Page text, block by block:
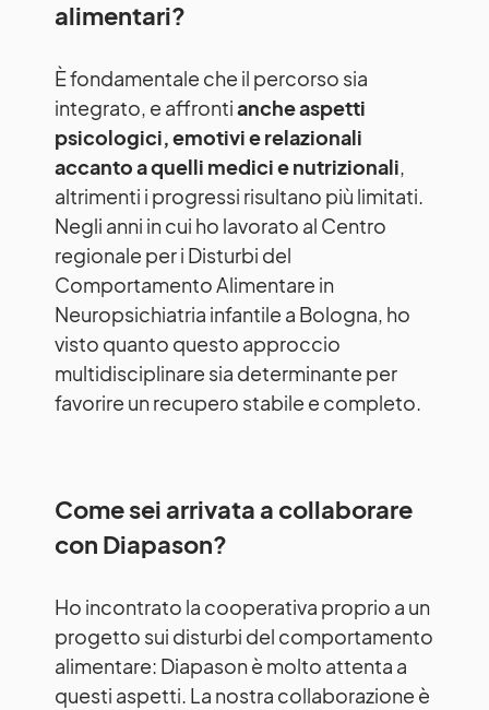
alimentari?
È fondamentale che il percorso sia
integrato, e affrontianche aspetti
psicologici, emotivi e relazionali
accanto a quelli medici e nutrizionali,
altrimenti i progressi risultano più limitati.
Negli anni in cui ho lavorato al Centro
regionale per i Disturbi del
Comportamento Alimentare in
Neuropsichiatria infantile a Bologna, ho
visto quanto questo approccio
multidisciplinare sia determinante per
favorire un recupero stabile e completo.
Come sei arrivata a collaborare
con Diapason?
Ho incontrato la cooperativa proprio a un
progetto sui disturbi del comportamento
alimentare: Diapason è molto attenta a
questi aspetti. La nostra collaborazione è